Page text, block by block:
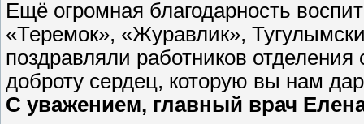
Ещё огромная благодарность
«Теремок», «Журавлик»,
поздравляли работников
доброту сердец, которую вы нам
С уважением, главный врач